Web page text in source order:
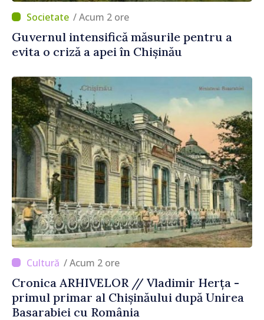
/ Acum 2 ore
Guvernul intensifică măsurile pentru a
evita o criză a apei în Chișinău
/ Acum 2 ore
Cronica ARHIVELOR // Vladimir Herța -
primul primar al Chișinăului după Unirea
Basarabiei cu România